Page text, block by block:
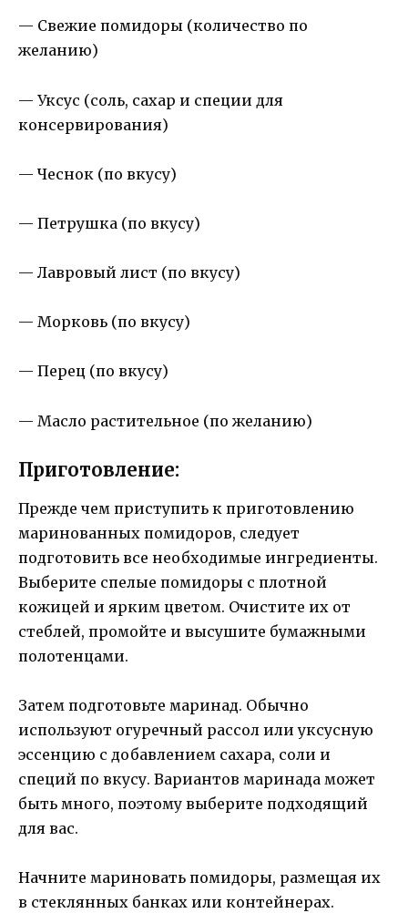
— Свежие помидоры (количество по
желанию)
— Уксус (соль, сахар и специи для
консервирования)
— Чеснок (по вкусу)
— Петрушка (по вкусу)
— Лавровый лист (по вкусу)
— Морковь (по вкусу)
— Перец (по вкусу)
— Масло растительное (по желанию)
Приготовление:
Прежде чем приступить к приготовлению
маринованных помидоров, следует
подготовить все необходимые ингредиенты.
Выберите спелые помидоры с плотной
кожицей и ярким цветом. Очистите их от
стеблей, промойте и высушите бумажными
полотенцами.
Затем подготовьте маринад. Обычно
используют огуречный рассол или уксусную
эссенцию с добавлением сахара, соли и
специй по вкусу. Вариантов маринада может
быть много, поэтому выберите подходящий
для вас.
Начните мариновать помидоры, размещая их
в стеклянных банках или контейнерах.